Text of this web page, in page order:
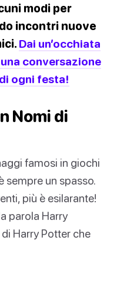
modi per
incontri nuove
Dai un’occhiata
conversazione
ogni festa!
Nomi di
famosi in giochi
sempre un spasso.
più è esilarante!
parola Harry
Harry Potter che